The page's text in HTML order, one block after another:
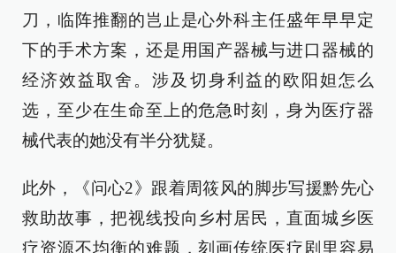
刀，临阵推翻的岂止是心外科主任盛年早早定
下的手术方案，还是用国产器械与进口器械的
经济效益取舍。涉及切身利益的欧阳妲怎么
选，至少在生命至上的危急时刻，身为医疗器
械代表的她没有半分犹疑。
此外，《问心2》跟着周筱风的脚步写援黔先心
救助故事，把视线投向乡村居民，直面城乡医
疗资源不均衡的难题，刻画传统医疗剧里容易